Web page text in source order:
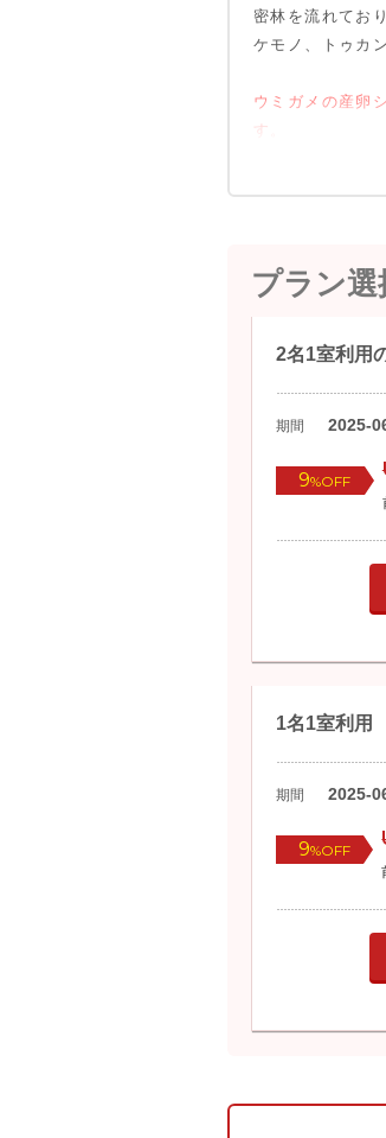
密林を流れてお
ケモノ、トゥカ
ウミガメの産卵
す。
プラン選
2名1室利用
期間 2025-
9%OFF
1名1室利用
期間 2025-
9%OFF